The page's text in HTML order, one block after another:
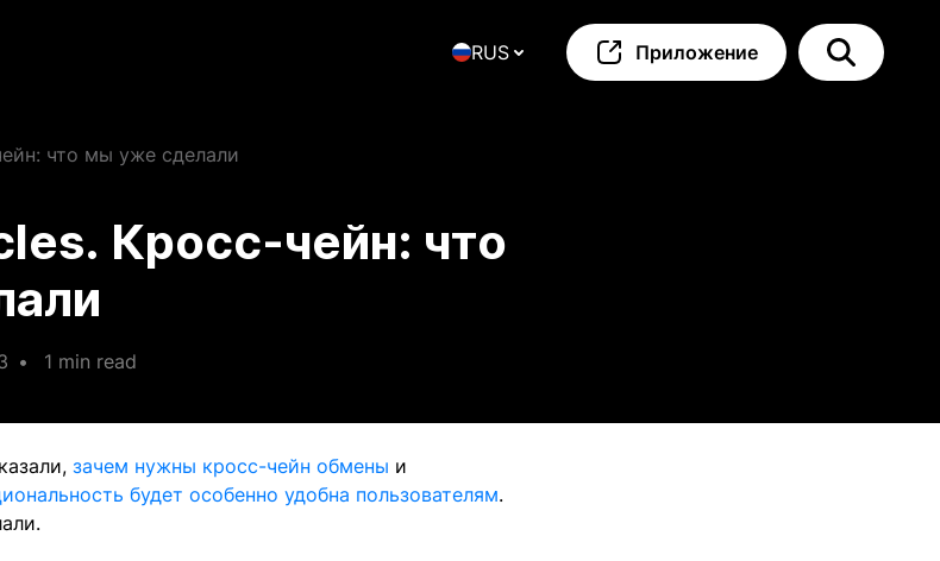
RUS Приложение
что мы уже сделали
Кросс-чейн: что
• 1 min read
зачем нужны кросс-чейн обмены и
будет особенно удобна пользователям.